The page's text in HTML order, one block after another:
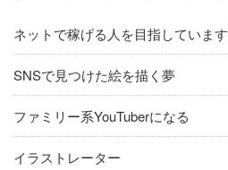
ネットで稼げる人を目指しています
SNSで見つけた絵を描く夢
ファミリー系YouTuberになる
イラストレーター